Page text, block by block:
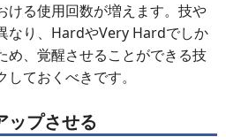
ける使用回数が増えます。技や
なり、HardやVery Hardでしか
め、覚醒させることができる技
ておくべきです。
ップさせる